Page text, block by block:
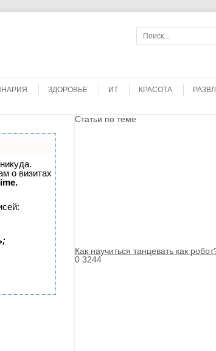
ЗДОРОВЬЕ ИТ КРАСОТА
о визитах
Статьи по теме
Как научиться танцевать как
0 3244